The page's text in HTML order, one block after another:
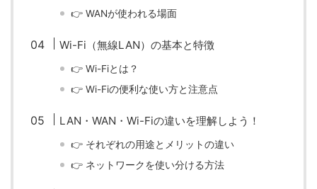
👉 WANが使われる場面
Wi-Fi（無線LAN）の基本と特徴
👉 Wi-Fiとは？
👉 Wi-Fiの便利な使い方と注意点
LAN・WAN・Wi-Fiの違いを理解しよう！
👉 それぞれの用途とメリットの違い
👉 ネットワークを使い分ける方法